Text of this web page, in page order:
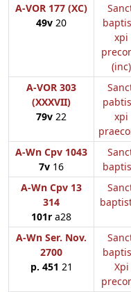
A-VOR 177 (XC)
49v 20
xpi
(inc)
A-VOR 303
(XXXVII)
79v 22
xpi
A-Wn Cpv 1043
7v 16
A-Wn Cpv 13
314
101r a28
A-Wn Ser. Nov.
2700
p. 451 21
Xpi